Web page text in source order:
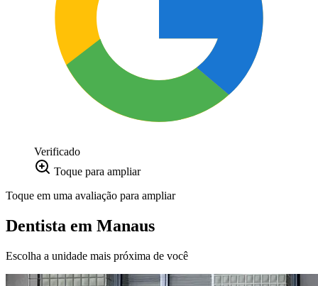
Verificado
Toque para ampliar
Toque em uma avaliação para ampliar
Dentista em Manaus
Escolha a unidade mais próxima de você